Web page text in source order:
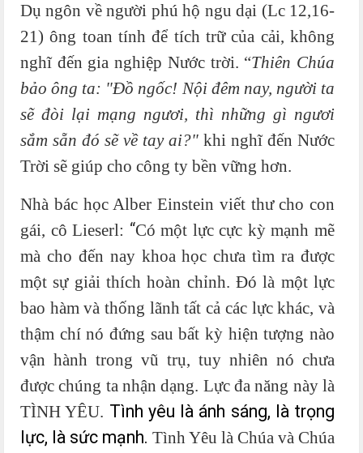
Dụ ngôn về người phú hộ ngu dại (Lc 12,16-
21) ông toan tính để tích trữ của cải, không
nghĩ đến gia nghiệp Nước trời. “Thiên Chúa
bảo ông ta: "Đồ ngốc! Nội đêm nay, người ta
sẽ đòi lại mạng ngươi, thì những gì ngươi
sắm sẵn đó sẽ về tay ai?" khi nghĩ đến Nước
Trời sẽ giúp cho công ty bền vững hơn.
Nhà bác học Alber Einstein viết thư cho con
gái, cô Lieserl: “Có một lực cực kỳ mạnh mẽ
mà cho đến nay khoa học chưa tìm ra được
một sự giải thích hoàn chỉnh. Đó là một lực
bao hàm và thống lãnh tất cả các lực khác, và
thậm chí nó đứng sau bất kỳ hiện tượng nào
vận hành trong vũ trụ, tuy nhiên nó chưa
được chúng ta nhận dạng. Lực đa năng này là
TÌNH YÊU. Tình yêu là ánh sáng, là trọng
lực, là sức mạnh. Tình Yêu là Chúa và Chúa